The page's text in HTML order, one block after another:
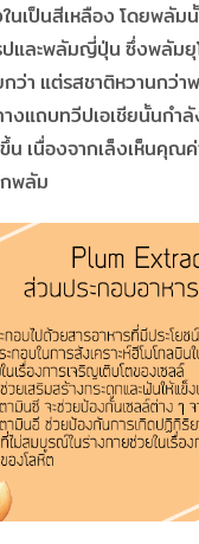
นเป็นสีเหลือง โดยพลั
และพลัมญี่ปุ่น ซึ่งพลัมยุ
กว่า แต่รสชาติหวานกว่
งแถบทวีปเอเชียนั้นกำ
เนื่องจากเล็งเห็นคุณค่
กพลัม